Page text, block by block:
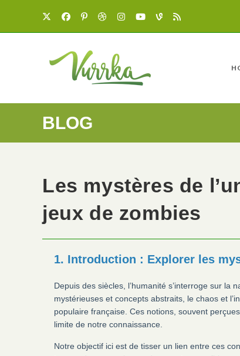
BLOG
Les mystères de
jeux de zombies
1. Introduction : Explorer les
Depuis des siècles, l’humanité s’interroge sur la
mystérieuses et concepts abstraits, le chaos et
populaire française. Ces notions, souvent
limite de notre connaissance.
Notre objectif ici est de tisser un lien entre ces